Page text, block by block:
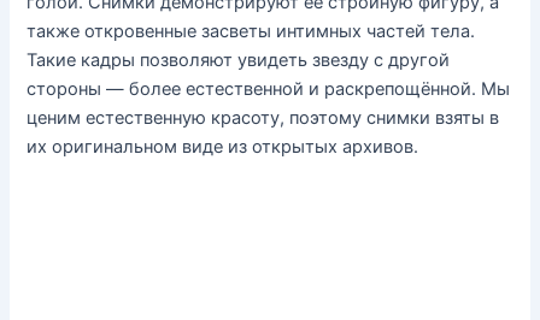
также откровенные засветы интимных частей тела.
Такие кадры позволяют увидеть звезду с другой
стороны — более естественной и раскрепощённой. Мы
ценим естественную красоту, поэтому снимки взяты в
их оригинальном виде из открытых архивов.